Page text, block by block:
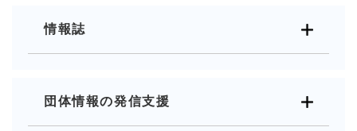
情報誌
団体情報の発信支援